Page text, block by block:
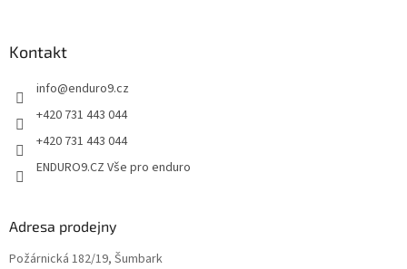
Kontakt
info@enduro9.cz
+420 731 443 044
+420 731 443 044
ENDURO9.CZ Vše pro enduro
Adresa prodejny
Požárnická 182/19, Šumbark